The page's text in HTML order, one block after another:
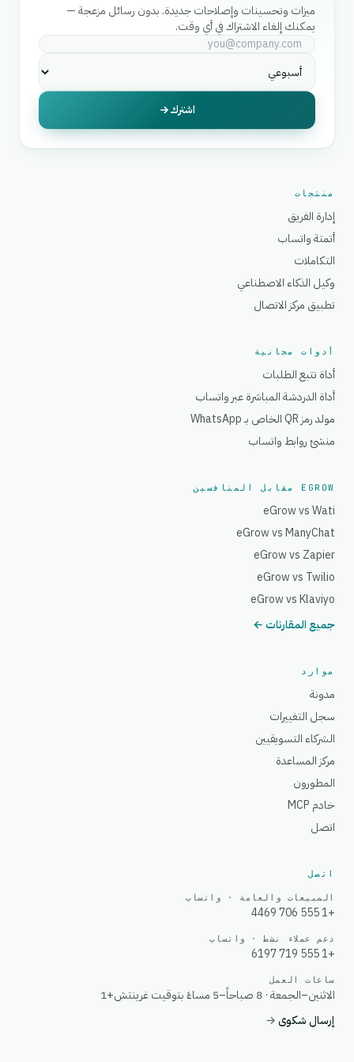
ميزات وتحسينات وإصلاحات جديدة. بدون رسائل مزعجة —
يمكنك إلغاء الاشتراك في أي وقت.
اشترك
منتجات
إدارة الفريق
أتمتة واتساب
التكاملات
وكيل الذكاء الاصطناعي
تطبيق مركز الاتصال
أدوات مجانية
أداة تتبع الطلبات
أداة الدردشة المباشرة عبر واتساب
مولد رمز QR الخاص بـ WhatsApp
منشئ روابط واتساب
EGROW مقابل المنافسين
eGrow vs Wati
eGrow vs ManyChat
eGrow vs Zapier
eGrow vs Twilio
eGrow vs Klaviyo
جميع المقارنات ←
موارد
مدونة
سجل التغييرات
الشركاء التسويقيين
مركز المساعدة
المطورون
خادم MCP
اتصل
اتصل
المبيعات والعامة · واتساب
+1 555 706 4469
دعم عملاء نشط · واتساب
+1 555 719 6197
ساعات العمل
الاثنين–الجمعة · 8 صباحاً–5 مساءً بتوقيت غرينتش+1
إرسال شكوى→